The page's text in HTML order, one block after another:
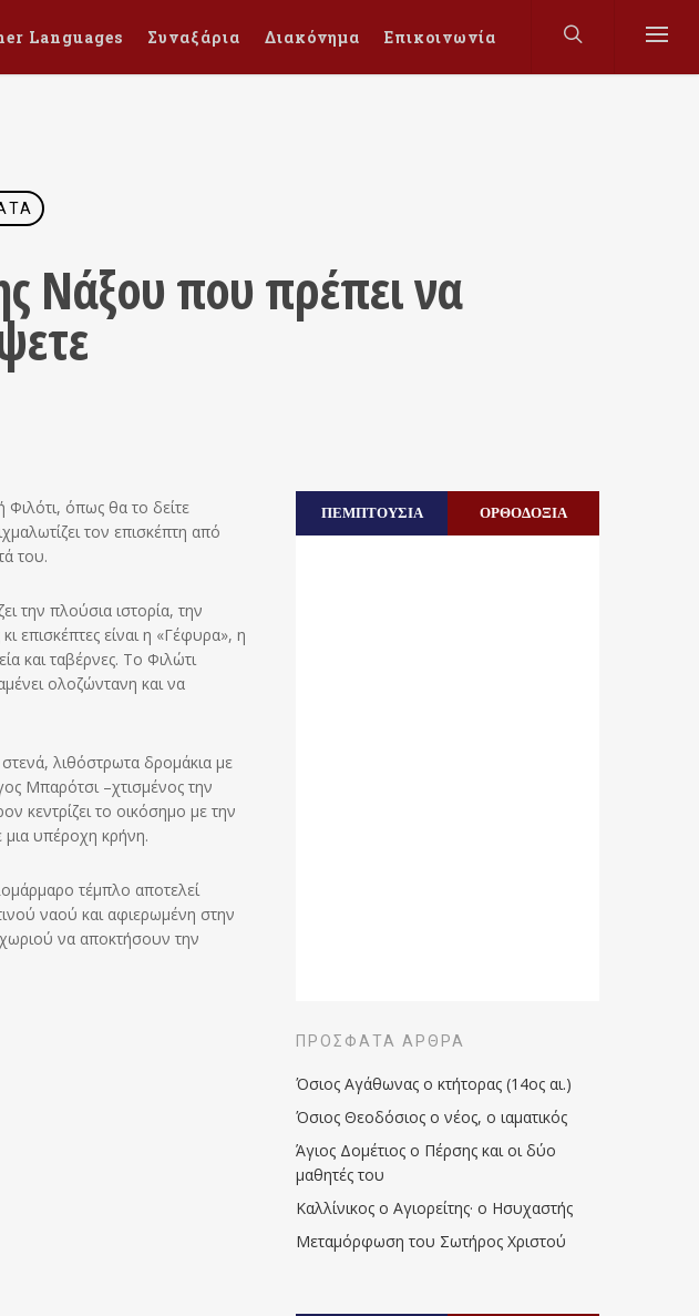
Languages Συναξάρια Διακόνημα Επικοινωνία
Νάξου που πρέπει να
όπως θα το δείτε
τον επισκέπτη από
του.
την πλούσια ιστορία, την
επισκέπτες είναι η «Γέφυρα», η
και ταβέρνες. Το Φιλώτι
ολοζώντανη και να
στενά, λιθόστρωτα δρομάκια με
Μπαρότσι –χτισμένος την
κεντρίζει το οικόσημο με την
μια υπέροχη κρήνη.
τέμπλο αποτελεί
ναού και αφιερωμένη στην
να αποκτήσουν την
ΠΕΜΠΤΟΥΣΙΑ ΟΡΘΟΔΟΞΙΑ
ΠΡΌΣΦΑΤΑ ΆΡΘΡΑ
Όσιος Αγάθωνας ο κτήτορας (14ος αι.)
Όσιος Θεοδόσιος ο νέος, ο ιαματικός
Άγιος Δομέτιος ο Πέρσης και οι δύο
μαθητές του
Καλλίνικος ο Αγιορείτης · ο Ησυχαστής
Μεταμόρφωση του Σωτήρος Χριστού